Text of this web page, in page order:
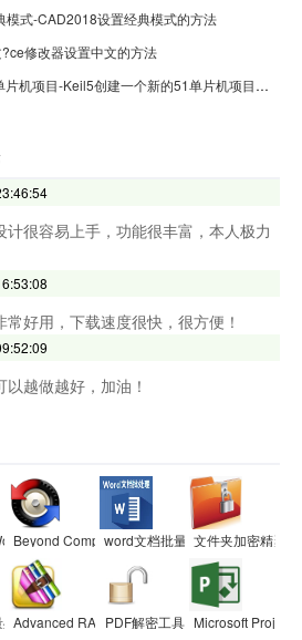
式-CAD2018设置经典模式的方法
修改器设置中文的方法
Keil5怎么创建一个新的51单片机项目-Keil5创建一个新的51单片机项目的方法
很容易上手，功能很丰富，本人极力
好用，下载速度很快，很方便！
越做越好，加油！
转换器
Beyond Compare 4 Mac 文件对比工具
word文档批量处理大师
文件夹加密精灵
理百宝箱
Advanced RAR Repair
PDF解密工具 Microsoft Project